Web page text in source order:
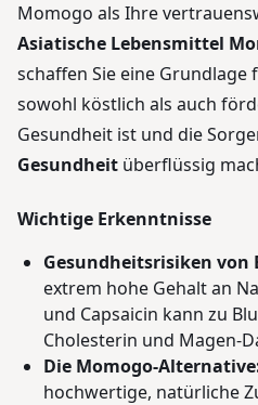
Momogo als Ihre
Asiatische Lebensmittel
schaffen Sie eine
sowohl köstlich als auch
Gesundheit ist und die
Gesundheit überflüssig
Wichtige Erkenntnisse
Gesundheitsrisiken von
extrem hohe Gehalt an
und Capsaicin kann zu
Cholesterin und Magen-
Die Momogo-
hochwertige, natürliche